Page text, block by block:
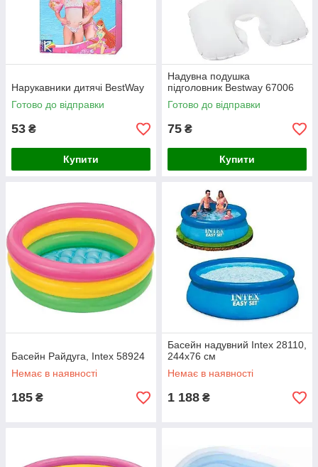
Нарукавники дитячі BestWay
Готово до відправки
53 ₴
Купити
Надувна подушка
підголовник Bestway 67006
Готово до відправки
75 ₴
Купити
Басейн Райдуга, Intex 58924
Немає в наявності
185 ₴
Басейн надувний Intex 28110,
244х76 см
Немає в наявності
1 188 ₴